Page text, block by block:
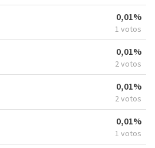
0,01%
1 votos
0,01%
2 votos
0,01%
2 votos
0,01%
1 votos